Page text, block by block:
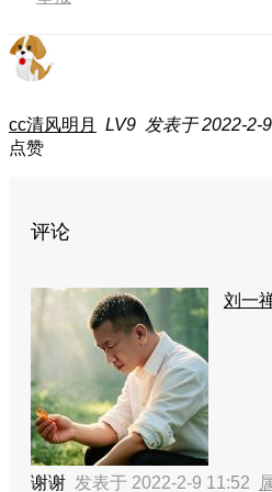
cc清风明月 LV9 发表于 2022-2-
点赞
评论
刘一
谢谢 发表于 2022-2-9 11:52